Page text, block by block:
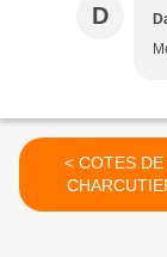
D
< COTES DE PORC
POMMES DE